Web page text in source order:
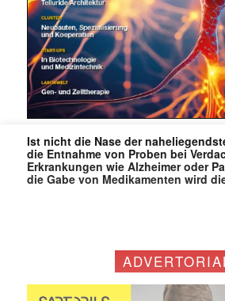
Ist nicht die Nase der
die Entnahme von Proben bei
Erkrankungen wie Alzheimer oder
die Gabe von Medikamenten wird